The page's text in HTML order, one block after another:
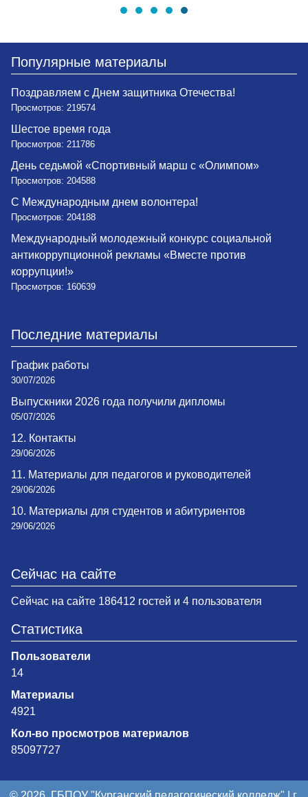
Популярные материалы
Поздравляем с Днем защитника Отечества!
Просмотров: 219574
Шестое время года
Просмотров: 211786
День седьмой «Спортивный марш с «Олимпом»
Просмотров: 204588
С Международным днем волонтера!
Просмотров: 204188
Международный молодежный конкурс социальной
антикоррупционной рекламы «Вместе против
коррупции!»
Просмотров: 160639
Последние материалы
График работы
30/07/2026
Выпускники 2026 года получили дипломы
05/07/2026
12. Контакты
29/06/2026
11. Материалы для педагогов и руководителей
29/06/2026
10. Материалы для студентов и абитуриентов
29/06/2026
Сейчас на сайте
Сейчас на сайте 186412 гостей и 4 пользователя
Статистика
Пользователи
14
Материалы
4921
Кол-во просмотров материалов
85097727